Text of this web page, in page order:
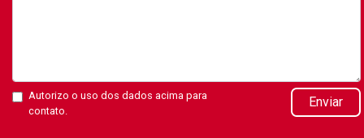
Autorizo o uso dos dados acima para
contato.
Enviar